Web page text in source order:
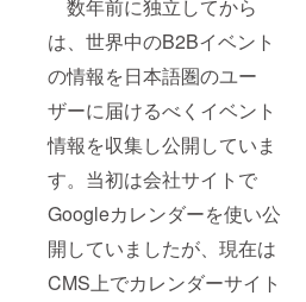
数年前に独立してから
は、世界中のB2Bイベント
の情報を日本語圏のユー
ザーに届けるべくイベント
情報を収集し公開していま
す。当初は会社サイトで
Googleカレンダーを使い公
開していましたが、現在は
CMS上でカレンダーサイト